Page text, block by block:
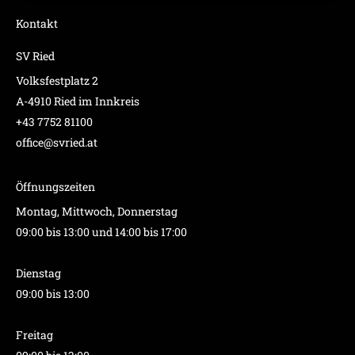
Kontakt
SV Ried
Volksfestplatz 2
A-4910 Ried im Innkreis
+43 7752 81100
office@svried.at
Öffnungszeiten
Montag, Mittwoch, Donnerstag
09:00 bis 13:00 und 14:00 bis 17:00
Dienstag
09:00 bis 13:00
Freitag